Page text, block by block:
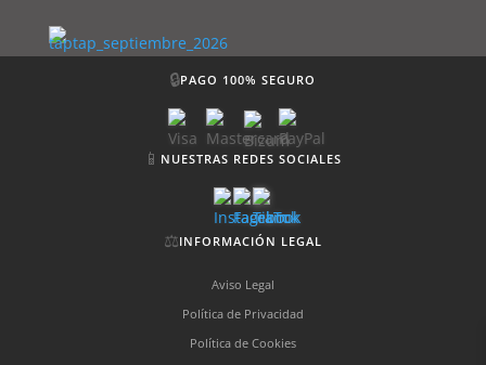
🔒PAGO 100% SEGURO
📱 NUESTRAS REDES SOCIALES
⚖️INFORMACIÓN LEGAL
Aviso Legal
Política de Privacidad
Política de Cookies